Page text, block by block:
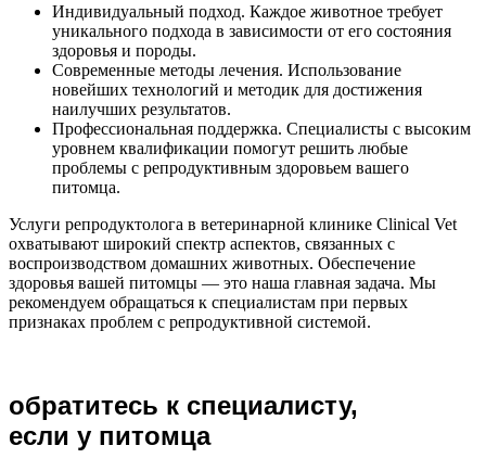
Индивидуальный подход. Каждое животное требует
уникального подхода в зависимости от его состояния
здоровья и породы.
Современные методы лечения. Использование
новейших технологий и методик для достижения
наилучших результатов.
Профессиональная поддержка. Специалисты с высоким
уровнем квалификации помогут решить любые
проблемы с репродуктивным здоровьем вашего
питомца.
Услуги репродуктолога в ветеринарной клинике Clinical Vet
охватывают широкий спектр аспектов, связанных с
воспроизводством домашних животных. Обеспечение
здоровья вашей питомцы — это наша главная задача. Мы
рекомендуем обращаться к специалистам при первых
признаках проблем с репродуктивной системой.
обратитесь к специалисту,
если у питомца